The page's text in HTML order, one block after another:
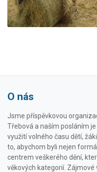
O nás
Jsme příspěvkovou
Třebová a naším posláním
využití volného času dětí,
to, abychom byli nejen
centrem veškerého dění,
věkových kategorií.